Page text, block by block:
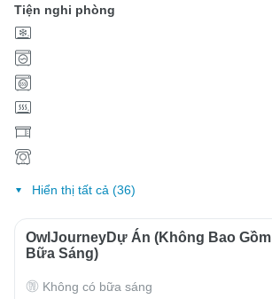
Tiện nghi phòng
Hiển thị tất cả (36)
OwlJourneyDự Án (Không Bao Gồm
Bữa Sáng)
Không có bữa sáng